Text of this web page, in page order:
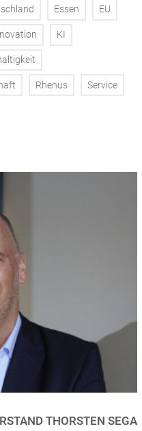
Essen EU
KI
Rhenus Service
THORSTEN SEGA